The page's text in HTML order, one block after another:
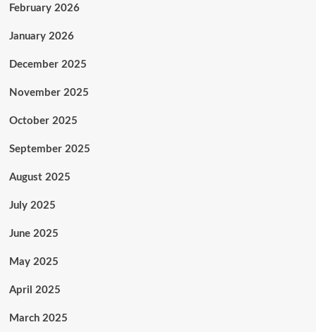
February 2026
January 2026
December 2025
November 2025
October 2025
September 2025
August 2025
July 2025
June 2025
May 2025
April 2025
March 2025